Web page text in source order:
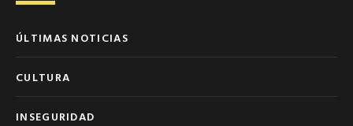
ÚLTIMAS NOTICIAS
CULTURA
INSEGURIDAD